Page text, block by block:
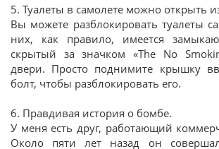
5. Туалеты в самолете можно открыть
Вы можете разблокировать туалеты
них, как правило, имеется
скрытый за значком «The No
двери. Просто поднимите крышку
болт, чтобы разблокировать его.
6. Правдивая история о бомбе.
У меня есть друг, работающий
Около пяти лет назад он